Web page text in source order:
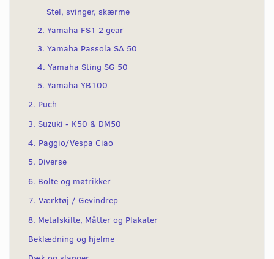
Stel, svinger, skærme
2. Yamaha FS1 2 gear
3. Yamaha Passola SA 50
4. Yamaha Sting SG 50
5. Yamaha YB100
2. Puch
3. Suzuki - K50 & DM50
4. Paggio/Vespa Ciao
5. Diverse
6. Bolte og møtrikker
7. Værktøj / Gevindrep
8. Metalskilte, Måtter og Plakater
Beklædning og hjelme